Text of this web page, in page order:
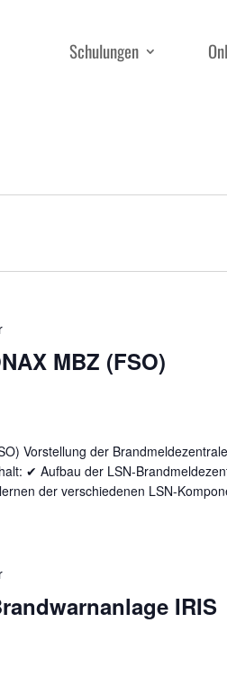
Schulungen
MBZ (FSO)
Vorstellung der
✔ Aufbau der LSN-
der verschiedenen LSN-
IRIS